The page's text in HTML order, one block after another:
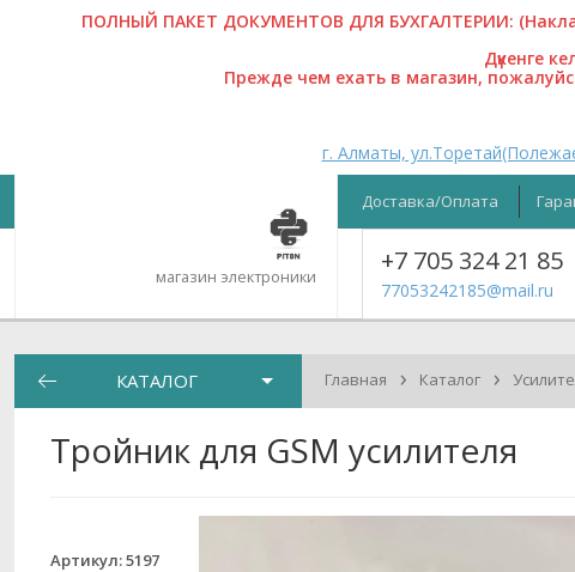
ПОЛНЫЙ ПАКЕТ ДОКУМЕНТОВ ДЛЯ БУХГАЛТЕРИИ:
Дүкенге
Прежде чем ехать в магазин,
г. Алматы,
магазин электроники
Доставка/Оплата
+7 705 324 21 85
77053242185@mail.ru
КАТАЛОГ Главная › Каталог ›
Тройник для GSM усилителя
Артикул: 5197